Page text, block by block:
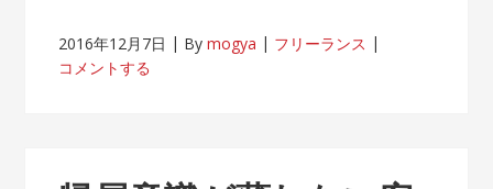
2016年12月7日 Bymogya
フリーランス
コメントする